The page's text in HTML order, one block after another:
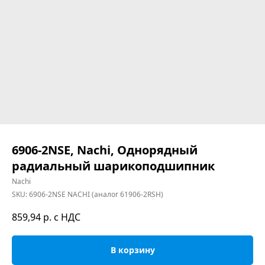
6906-2NSE, Nachi, Однорядный
радиальный шарикоподшипник
Nachi
SKU:6906-2NSE NACHI (аналог 61906-2RSH)
859,94 р. с НДС
В корзину